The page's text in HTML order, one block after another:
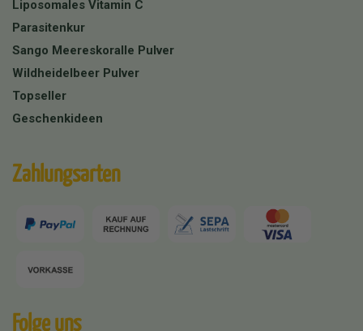
Liposomales Vitamin C
Parasitenkur
Sango Meereskoralle Pulver
Wildheidelbeer Pulver
Topseller
Geschenkideen
Zahlungsarten
Folge uns